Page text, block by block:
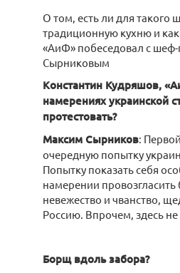
О том, есть ли для такого
традиционную кухню и
«АиФ» побеседовал с
Сырниковым
Константин Кудряшов,
намерениях украинской
протестовать?
Максим Сырников:
очередную попытку
Попытку показать себя
намерении
невежество и чванство,
Россию. Впрочем, здесь не
Борщ вдоль забора?